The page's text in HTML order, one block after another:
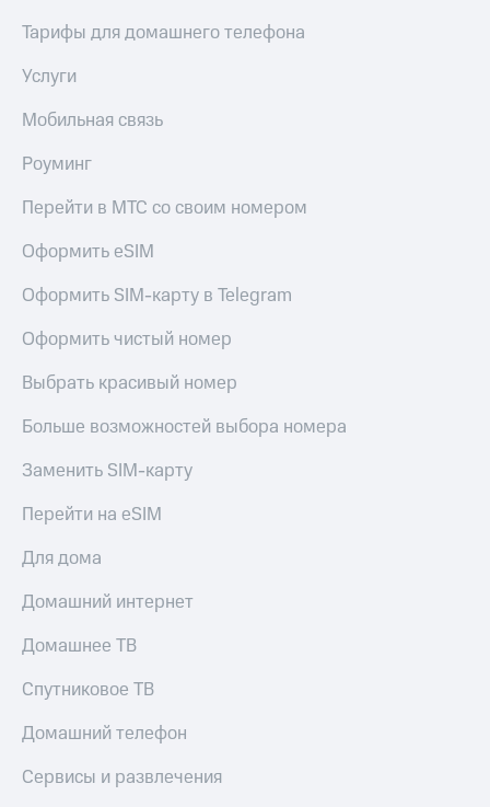
Тарифы для домашнего телефона
Услуги
Мобильная связь
Роуминг
Перейти в МТС со своим номером
Оформить eSIM
Оформить SIM-карту в Telegram
Оформить чистый номер
Выбрать красивый номер
Больше возможностей выбора номера
Заменить SIM-карту
Перейти на eSIM
Для дома
Домашний интернет
Домашнее ТВ
Спутниковое ТВ
Домашний телефон
Сервисы и развлечения